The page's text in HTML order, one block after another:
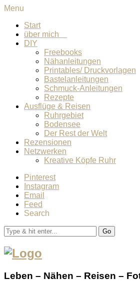
Menu
Start
über mich
DIY
Freebooks
Nähanleitungen
Printables/ Druckvorlagen
Bastelanleitungen
Schmuck-Anleitungen
Rezepte
Ausflüge & Reisen
Ruhrgebiet
Bodensee
Der Rest der Welt
Rezensionen
Netzwerken
Kreative Köpfe Ruhr
Pinterest
Instagram
Email
Feed
Search
Go
Leben – Nähen – Reisen –